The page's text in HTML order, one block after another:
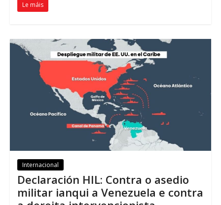
Le máis
Internacional
Declaración HIL: Contra o asedio
militar ianqui a Venezuela e contra